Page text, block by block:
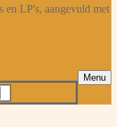
en LP's, aangevuld met
Menu